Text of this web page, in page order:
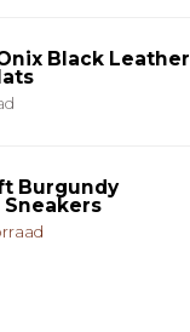
Black Leather
Burgundy